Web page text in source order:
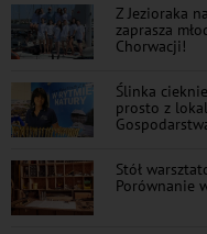
Z Jezioraka
zaprasza
Chorwacji!
Ślinka
prosto z
Stół
Porównanie